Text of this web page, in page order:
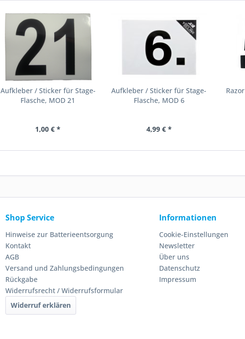
Aufkleber / Sticker für Stage-
Flasche, MOD 21
1,00 € *
Aufkleber / Sticker für Stage-
Flasche, MOD 6
4,99 € *
Shop Service
Hinweise zur Batterieentsorgung
Kontakt
AGB
Versand und Zahlungsbedingungen
Rückgabe
Widerrufsrecht / Widerrufsformular
Widerruf erklären
Informationen
Cookie-Einstellungen
Newsletter
Über uns
Datenschutz
Impressum